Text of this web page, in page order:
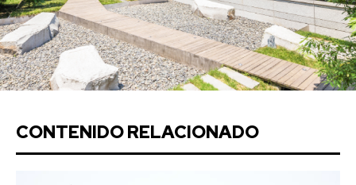
CONTENIDO RELACIONADO